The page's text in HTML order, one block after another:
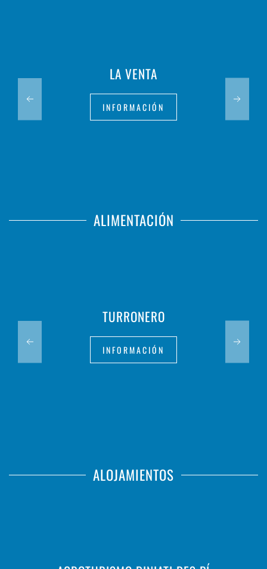
LA VENTA
INFORMACIÓN
ALIMENTACIÓN
TURRONERO
INFORMACIÓN
ALOJAMIENTOS